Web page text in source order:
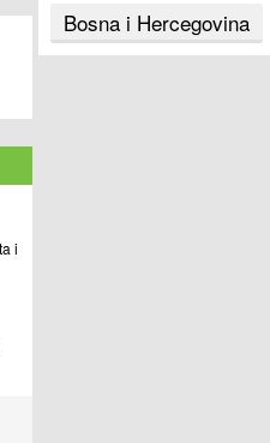
i
Bosna i Hercegovina